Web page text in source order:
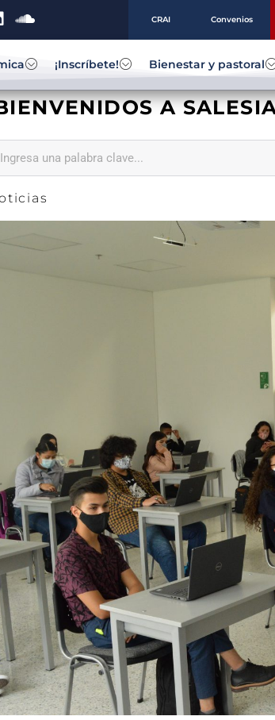
CRAI Convenios
¡Inscríbete! Bienestar y pastoral
A